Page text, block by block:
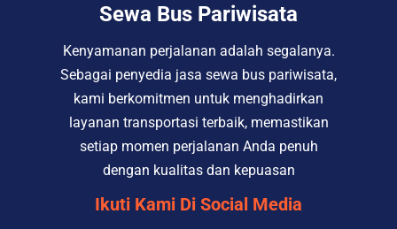
Sewa Bus Pariwisata
Kenyamanan perjalanan adalah segalanya.
Sebagai penyedia jasa sewa bus pariwisata,
kami berkomitmen untuk menghadirkan
layanan transportasi terbaik, memastikan
setiap momen perjalanan Anda penuh
dengan kualitas dan kepuasan
Ikuti Kami Di Social Media